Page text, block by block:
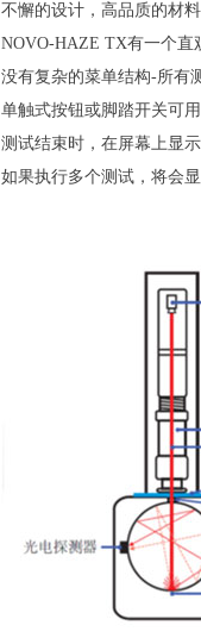
不懈的设计，高品质的材
NOVO-HAZE TX有一个直
没有复杂的菜单结构-所有
单触式按钮或脚踏开关可
测试结束时，在屏幕上显
如果执行多个测试，将会